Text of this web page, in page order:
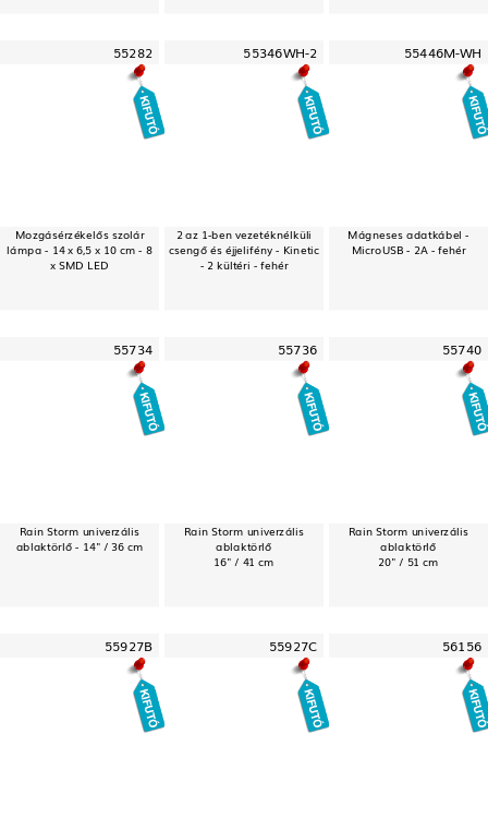
55282
Mozgásérzékelős szolár
lámpa - 14 x 6,5 x 10 cm - 8
x SMD LED
55346WH-2
2 az 1-ben vezetéknélküli
csengő és éjjelifény - Kinetic
- 2 kültéri - fehér
55446M-WH
Mágneses adatkábel -
MicroUSB - 2A - fehér
55734
Rain Storm univerzális
ablaktörlő - 14" / 36 cm
55736
Rain Storm univerzális
ablaktörlő
16" / 41 cm
55740
Rain Storm univerzális
ablaktörlő
20" / 51 cm
55927B 55927C 56156